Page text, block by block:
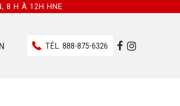
8 H À 12H HNE
TÉL. 888-875-6326